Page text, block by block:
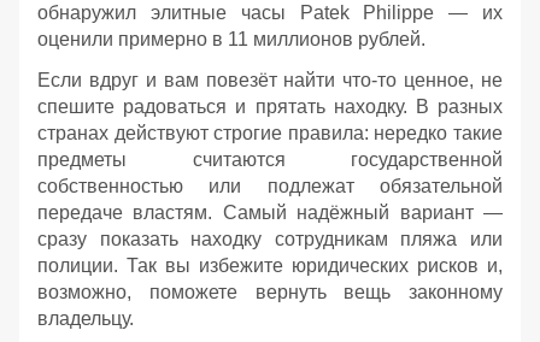
обнаружил элитные часы Patek Philippe — их
оценили примерно в 11 миллионов рублей.
Если вдруг и вам повезёт найти что‑то ценное, не
спешите радоваться и прятать находку. В разных
странах действуют строгие правила: нередко такие
предметы считаются государственной
собственностью или подлежат обязательной
передаче властям. Самый надёжный вариант —
сразу показать находку сотрудникам пляжа или
полиции. Так вы избежите юридических рисков и,
возможно, поможете вернуть вещь законному
владельцу.